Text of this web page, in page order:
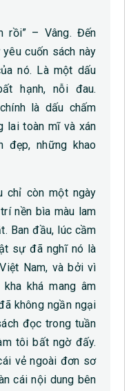
rồi” – Vâng. Đến
cuốn sách này
nó. Là một dấu
hạnh, nỗi đau.
là dấu chấm
lai toàn mĩ và xán
đẹp, những khao
chỉ còn một ngày
nền bìa màu lam
Ban đầu, lúc cầm
sự đã nghĩ nó là
Nam, và bởi vì
khá mang âm
không ngần ngại
đọc trong tuần
tôi bất ngờ đấy.
vẻ ngoài đơn sơ
cái nội dung bên